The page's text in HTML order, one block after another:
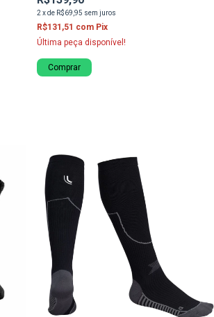
2 xde R$69,95 sem juros
R$131,51 com Pix
Última peça disponível!
Comprar